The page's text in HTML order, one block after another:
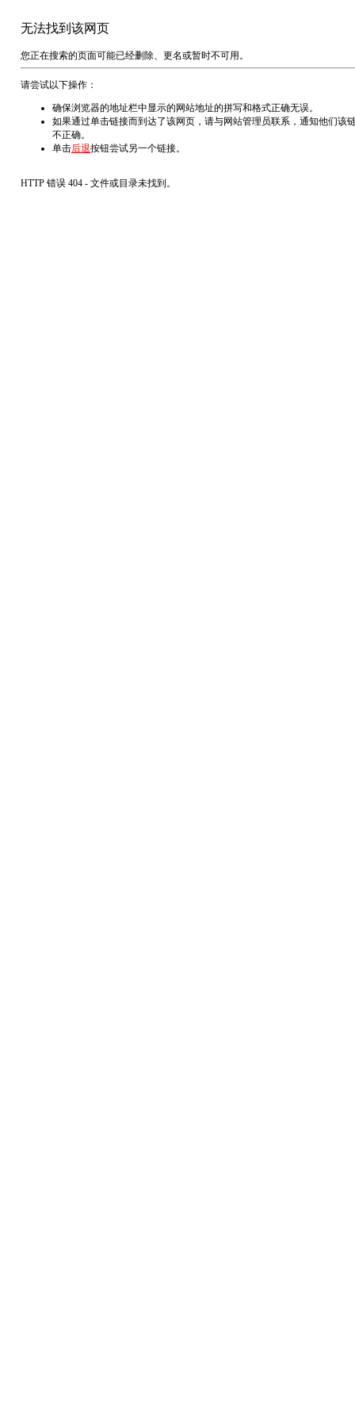
无法找到该网页
您正在搜索的页面可能已经删除、更名或暂时不可用。
请尝试以下操作：
确保浏览器的地址栏中显示的网站地址的拼写和格式正确无误。
如果通过单击链接而到达了该网页，请与网站管理员联系，通知他们该
不正确。
单击后退按钮尝试另一个链接。
HTTP 错误 404 - 文件或目录未找到。